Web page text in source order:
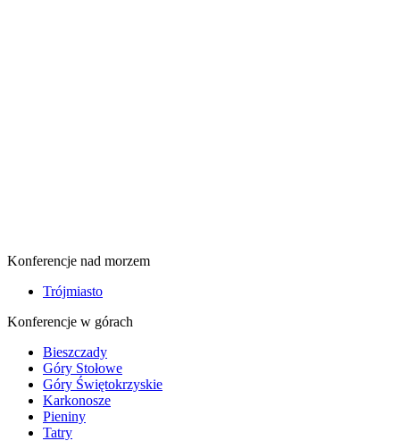
Konferencje nad morzem
Trójmiasto
Konferencje w górach
Bieszczady
Góry Stołowe
Góry Świętokrzyskie
Karkonosze
Pieniny
Tatry